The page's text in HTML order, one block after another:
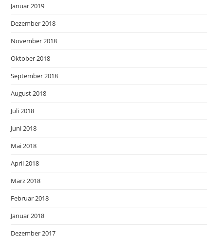
Januar 2019
Dezember 2018
November 2018
Oktober 2018
September 2018
August 2018
Juli 2018
Juni 2018
Mai 2018
April 2018
März 2018
Februar 2018
Januar 2018
Dezember 2017